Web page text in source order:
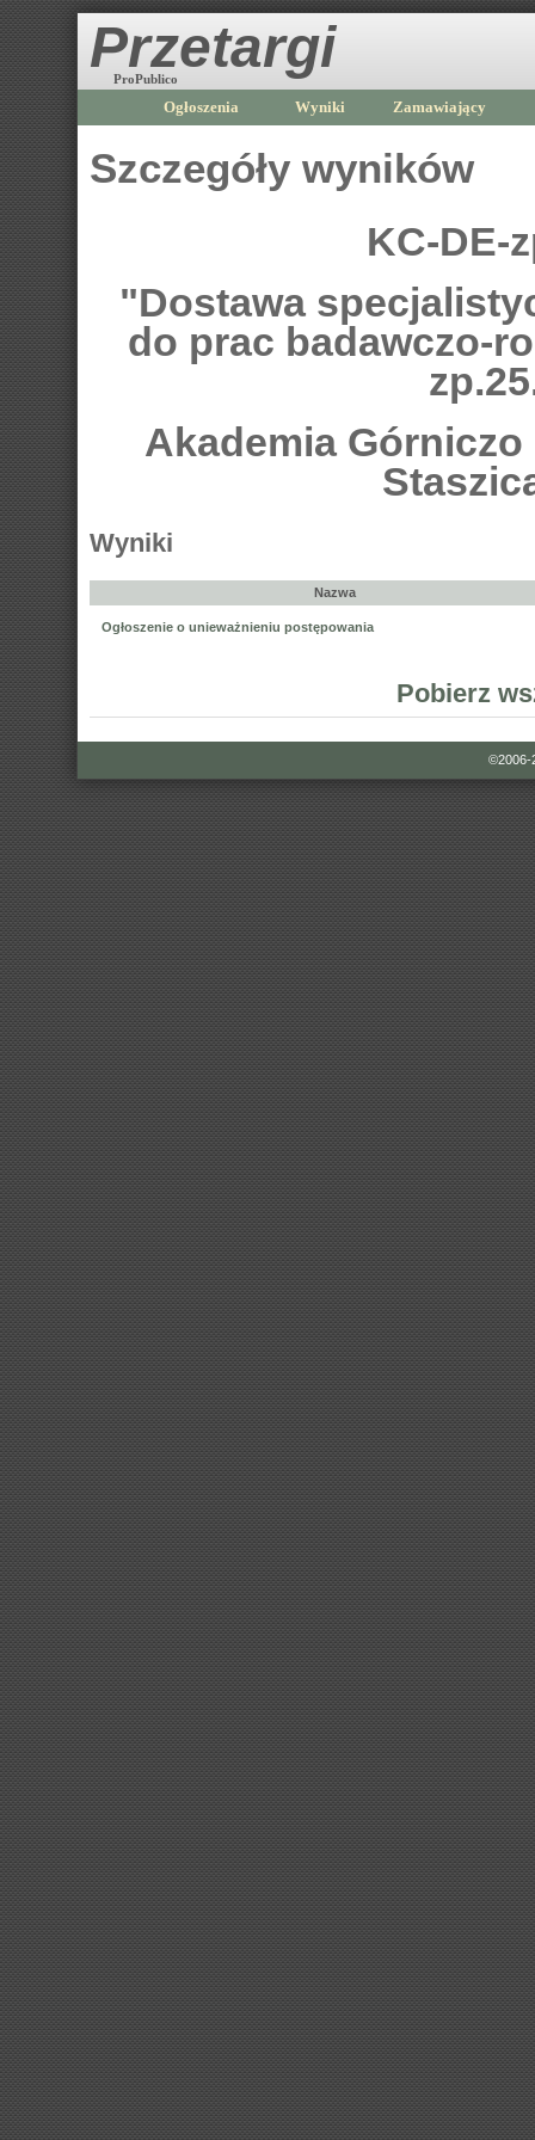
Przetargi
ProPublico
Ogłoszenia Wyniki Zamawiający
Szczegóły wyników
KC-DE-
"Dostawa
do prac badawczo-
Akademia Górniczo
Wyniki
Nazwa
Ogłoszenie o unieważnieniu postępowania
Pobierz
©2006-